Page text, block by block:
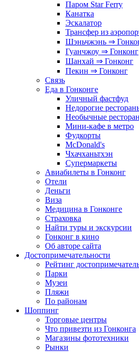
Паром Star Ferry
Канатка
Эскалатор
Трансфер из
Шэньчжэнь ⇒
Гуанчжоу ⇒ Гонконг
Шанхай ⇒ Гонконг
Пекин ⇒ Гонконг
Связь
Еда в Гонконге
Уличный фастфуд
Недорогие
Необычные
Мини-кафе в метро
Фудкорты
McDonald's
Чхачханьтхэн
Супермаркеты
Авиабилеты в Гонконг
Отели
Деньги
Виза
Медицина в Гонконге
Страховка
Найти туры и экскурсии
Гонконг в кино
Об авторе сайта
Достопримечательности
Рейтинг
Парки
Музеи
Пляжи
По районам
Шоппинг
Торговые центры
Что привезти из Гонконга
Магазины фототехники
Рынки